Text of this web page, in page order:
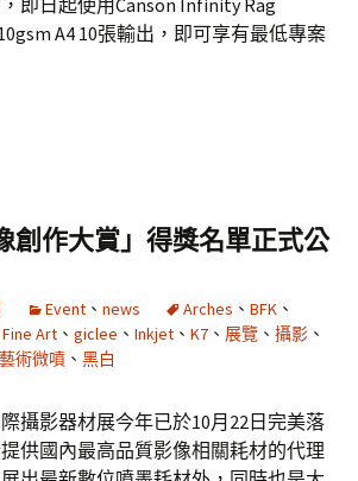
即日起使用Canson Infinity Rag
A4 10張輸出，即可享有最低專案
創作大賞」得獎名單正式公
Event 、 news Arches 、 BFK 、
Fine Art 、 giclee 、 Inkjet 、 K7 、 展覽 、 攝影 、
藝術微噴 、 黑白
攝影器材展今年已於10月22日完美落
供國內最高品質影像相關耗材的代理